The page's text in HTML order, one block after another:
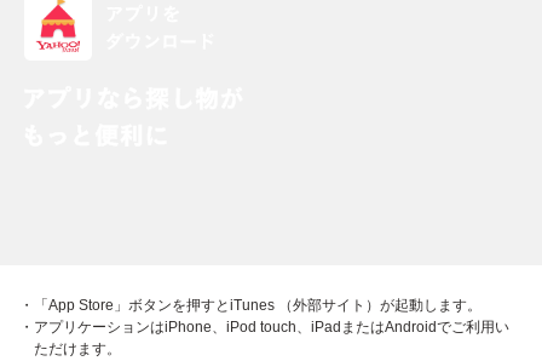
・「App Store」ボタンを押すとiTunes （外部サイト）が起動します。
・アプリケーションはiPhone、iPod touch、iPadまたはAndroidでご利用い
ただけます。